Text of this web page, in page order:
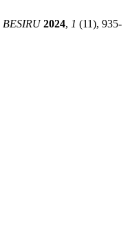
BESIRU 2024, 1 (11), 935-